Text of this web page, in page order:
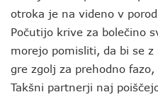
otroka je na videno v
Počutijo krive za bolečino
morejo pomisliti, da bi se
gre zgolj za prehodno
Takšni partnerji naj